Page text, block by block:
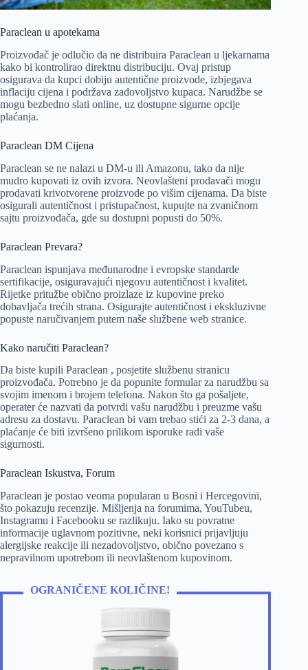
Paraclean u apotekama
Proizvođač je odlučio da ne distribuira Paraclean u ljekarnama
kako bi kontrolirao direktnu distribuciju. Ovaj pristup
osigurava da kupci dobiju autentične proizvode, izbjegava
inflaciju cijena i podržava zadovoljstvo kupaca. Narudžbe se
mogu bezbedno slati online, uz dostupne sigurne opcije
plaćanja.
Paraclean DM Cijena
Paraclean se ne nalazi u DM-u ili Amazonu, tako da nije
mudro kupovati iz ovih izvora. Neovlašteni prodavači mogu
prodavati krivotvorene proizvode po višim cijenama. Da biste
osigurali autentičnost i pristupačnost, kupujte na zvaničnom
sajtu proizvođača, gde su dostupni popusti do 50%.
Paraclean Prevara?
Paraclean ispunjava međunarodne i evropske standarde
sertifikacije, osiguravajući njegovu autentičnost i kvalitet.
Rijetke pritužbe obično proizlaze iz kupovine preko
dobavljača trećih strana. Osigurajte autentičnost i ekskluzivne
popuste naručivanjem putem naše službene web stranice.
Kako naručiti Paraclean?
Da biste kupili Paraclean , posjetite službenu stranicu
proizvođača. Potrebno je da popunite formular za narudžbu sa
svojim imenom i brojem telefona. Nakon što ga pošaljete,
operater će nazvati da potvrdi vašu narudžbu i preuzme vašu
adresu za dostavu. Paraclean bi vam trebao stići za 2-3 dana, a
plaćanje će biti izvršeno prilikom isporuke radi vaše
sigurnosti.
Paraclean Iskustva, Forum
Paraclean je postao veoma popularan u Bosni i Hercegovini,
što pokazuju recenzije. Mišljenja na forumima, YouTubeu,
Instagramu i Facebooku se razlikuju. Iako su povratne
informacije uglavnom pozitivne, neki korisnici prijavljuju
alergijske reakcije ili nezadovoljstvo, obično povezano s
nepravilnom upotrebom ili neovlaštenom kupovinom.
OGRANIČENE KOLIČINE!